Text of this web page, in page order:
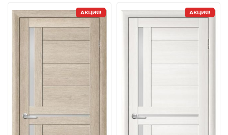
АКЦИЯ! АКЦИЯ!